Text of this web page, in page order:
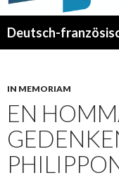
IN MEMORIAM
EN